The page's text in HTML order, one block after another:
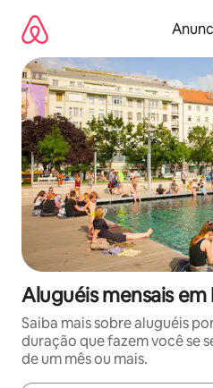
para
conteúdo
Aluguéis mensais
Saiba mais sobre aluguéis
duração que fazem você se
de um mês ou mais.